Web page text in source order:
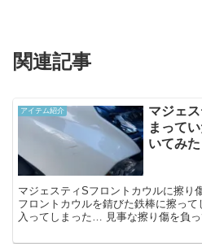
関連記事
アイテム紹介
マジェ
まって
いてみた
マジェスティSフロントカウルに擦
フロントカウルを錆びた鉄棒に擦っ
入ってしまった… 見事な擦り傷を負